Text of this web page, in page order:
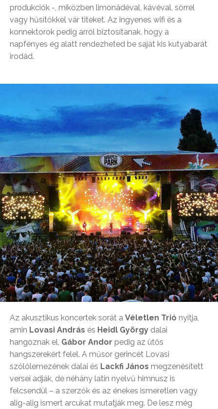
produkciók -, miközben limonádéval, kávéval, sörrel
vagy hűsítőkkel vár titeket. Az ingyenes wifi és a
konnektorok pedig arról biztosítanak, hogy a
napfényes ég alatt rendezheted be saját kis kutyabarát
irodád.
Az akusztikus koncertek sorát a Véletlen Trió nyitja,
amin Lovasi András és Heidl György dalai
hangoznak el, Gábor Andor pedig az ütős
hangszerekért felel. A műsor gerincét Lovasi
szólólemezének dalai és Lackfi János megzenésített
versei adják, de néhány latin nyelvű himnusz is
felcsendül – a szerzők és az énekes ismeretlen vagy
alig-alig ismert arcukat mutatják meg. De lesz még